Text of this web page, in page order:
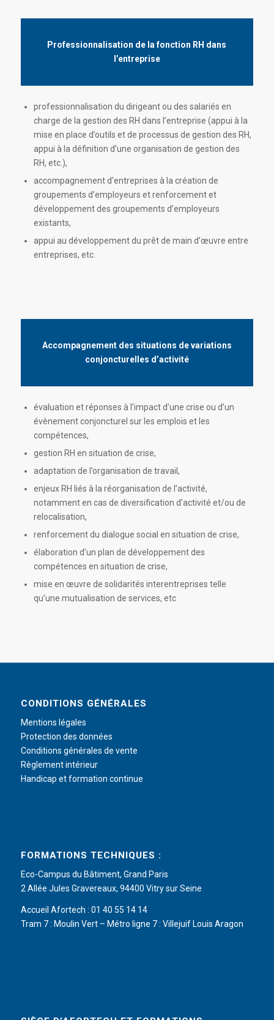
Professionnalisation de la fonction RH dans
l’entreprise
professionnalisation du dirigeant ou des salariés en
charge de la gestion des RH dans l’entreprise (appui à la
mise en place d’outils et de processus de gestion des RH,
appui à la définition d’une organisation de gestion des
RH, etc.),
accompagnement d’entreprises à la création de
groupements d’employeurs et renforcement et
développement des groupements d’employeurs
existants,
appui au développement du prêt de main d’œuvre entre
entreprises, etc.
Accompagnement des situations de variations
conjoncturelles d’activité
évaluation et réponses à l’impact d’une crise ou d’un
évènement conjoncturel sur les emplois et les
compétences,
gestion RH en situation de crise,
adaptation de l’organisation de travail,
enjeux RH liés à la réorganisation de l’activité,
notamment en cas de diversification d’activité et/ou de
relocalisation,
renforcement du dialogue social en situation de crise,
élaboration d’un plan de développement des
compétences en situation de crise,
mise en œuvre de solidarités interentreprises telle
qu’une mutualisation de services, etc
CONDITIONS GÉNÉRALES
Mentions légales
Protection des données
Conditions générales de vente
Règlement intérieur
Handicap et formation continue
FORMATIONS TECHNIQUES :
Eco-Campus du Bâtiment, Grand Paris
2 Allée Jules Gravereaux, 94400 Vitry sur Seine
Accueil Afortech : 01 40 55 14 14
Tram 7 : Moulin Vert – Métro ligne 7 : Villejuif Louis Aragon